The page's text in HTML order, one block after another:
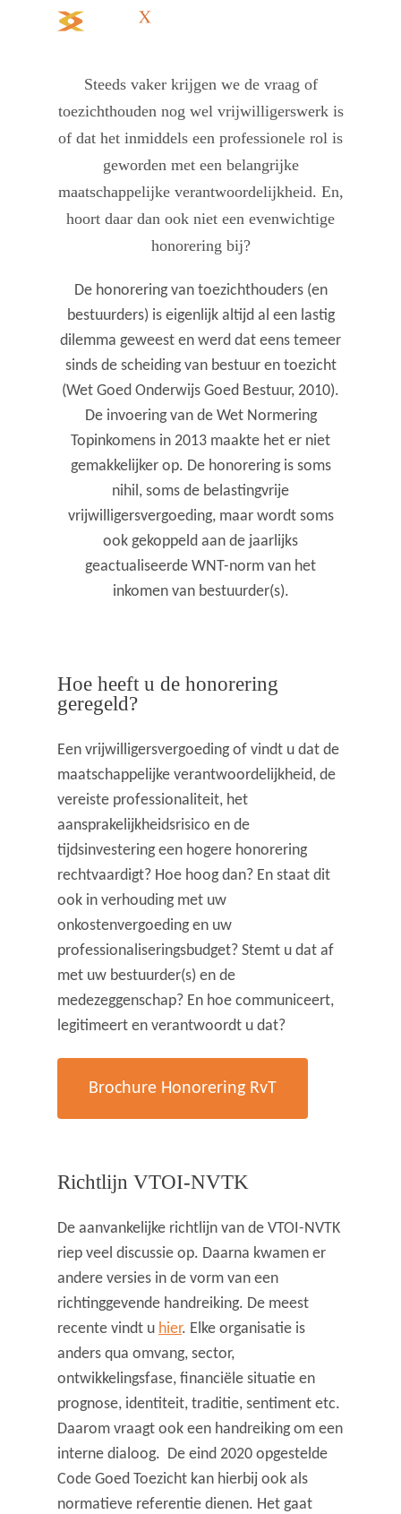
Steeds vaker krijgen we de vraag of
toezichthouden nog wel vrijwilligerswerk is
of dat het inmiddels een professionele rol is
geworden met een belangrijke
maatschappelijke verantwoordelijkheid. En,
hoort daar dan ook niet een evenwichtige
honorering bij?
De honorering van toezichthouders (en
bestuurders) is eigenlijk altijd al een lastig
dilemma geweest en werd dat eens temeer
sinds de scheiding van bestuur en toezicht
(Wet Goed Onderwijs Goed Bestuur, 2010).
De invoering van de Wet Normering
Topinkomens in 2013 maakte het er niet
gemakkelijker op. De honorering is soms
nihil, soms de belastingvrije
vrijwilligersvergoeding, maar wordt soms
ook gekoppeld aan de jaarlijks
geactualiseerde WNT-norm van het
inkomen van bestuurder(s).
Hoe heeft u de honorering
geregeld?
Een vrijwilligersvergoeding of vindt u dat de
maatschappelijke verantwoordelijkheid, de
vereiste professionaliteit, het
aansprakelijkheidsrisico en de
tijdsinvestering een hogere honorering
rechtvaardigt? Hoe hoog dan? En staat dit
ook in verhouding met uw
onkostenvergoeding en uw
professionaliseringsbudget? Stemt u dat af
met uw bestuurder(s) en de
medezeggenschap? En hoe communiceert,
legitimeert en verantwoordt u dat?
Brochure Honorering RvT
Richtlijn VTOI-NVTK
De aanvankelijke richtlijn van de VTOI-NVTK
riep veel discussie op. Daarna kwamen er
andere versies in de vorm van een
richtinggevende handreiking. De meest
recente vindt u hier. Elke organisatie is
anders qua omvang, sector,
ontwikkelingsfase, financiële situatie en
prognose, identiteit, traditie, sentiment etc.
Daarom vraagt ook een handreiking om een
interne dialoog. De eind 2020 opgestelde
Code Goed Toezicht kan hierbij ook als
normatieve referentie dienen. Het gaat